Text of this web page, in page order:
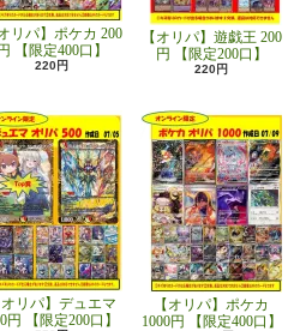
リパ】ポケカ 200
【限定400口】
220円
【オリパ】遊戯王 200
円 【限定200口】
220円
リパ】デュエマ
円 【限定200口】
【オリパ】ポケカ
1000円 【限定400口】